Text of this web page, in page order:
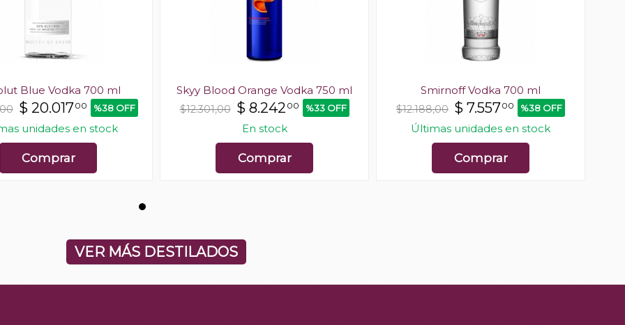
Blue Vodka 700 ml
$ 20.01700 %38 OFF
unidades en stock
Comprar
Skyy Blood Orange Vodka 750 ml
$12.301,00 $ 8.242 00 %33 OFF
En stock
Comprar
Smirnoff Vodka 700 ml
$12.188,00 $ 7.55700 %38 OFF
Últimas unidades en stock
Comprar
VER MÁS DESTILADOS